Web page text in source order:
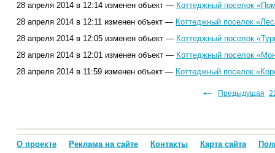
28 апреля 2014 в 12:14 изменен объект — Коттеджный поселок
28 апреля 2014 в 12:11 изменен объект — Коттеджный поселок
28 апреля 2014 в 12:05 изменен объект — Коттеджный поселок
28 апреля 2014 в 12:01 изменен объект — Коттеджный поселок
28 апреля 2014 в 11:59 изменен объект — Коттеджный поселок
← Предыдущая
118 119 120 121
О проекте Реклама на сайте Контакты Карта сайта